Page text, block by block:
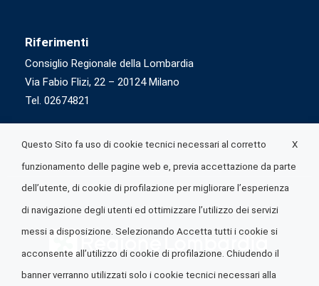
Riferimenti
Consiglio Regionale della Lombardia
Via Fabio Flizi, 22 – 20124 Milano
Tel. 02674821
X
Questo Sito fa uso di cookie tecnici necessari al corretto
funzionamento delle pagine web e, previa accettazione da parte
dell’utente, di cookie di profilazione per migliorare l’esperienza
di navigazione degli utenti ed ottimizzare l’utilizzo dei servizi
messi a disposizione. Selezionando Accetta tutti i cookie si
acconsente all’utilizzo di cookie di profilazione. Chiudendo il
banner verranno utilizzati solo i cookie tecnici necessari alla